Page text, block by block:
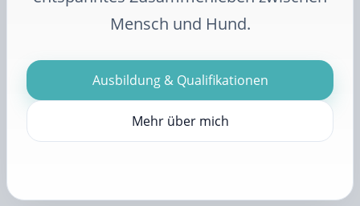
Mensch und Hund.
Ausbildung & Qualifikationen
Mehr über mich